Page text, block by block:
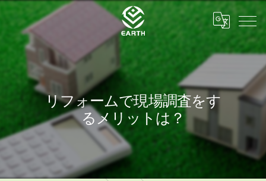
リフォームで現場調査をす
るメリットは？